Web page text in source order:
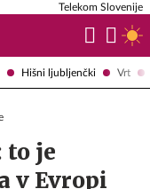
Hišni ljubljenčki Vrt
Telekom Slovenije
to je
v Evropi